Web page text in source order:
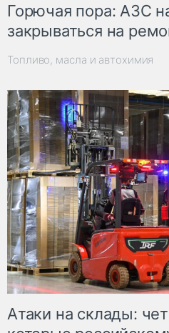
Горючая пора: АЗС
закрываться на
Топливо, масла и автохимия
Атаки на склады: